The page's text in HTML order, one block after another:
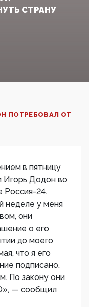
СТРАНУ
ПОТРЕБОВАЛ ОТ
в пятницу
Игорь Додон во
Россия-24.
неделе у меня
они
о его
до моего
что я его
подписано.
По закону они
— сообщил